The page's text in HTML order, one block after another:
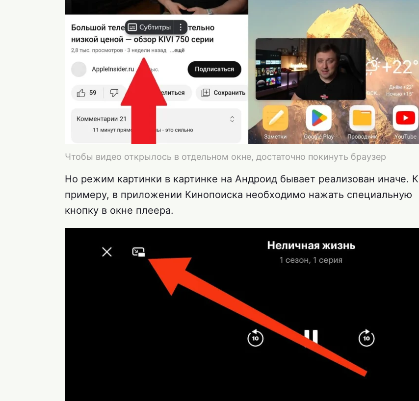
Чтобы видео открылось в отдельном окне, достаточно покинуть браузер
Но режим картинки в картинке на Андроид бывает реализован иначе. К
примеру, в приложении Кинопоиска необходимо нажать специальную
кнопку в окне плеера.